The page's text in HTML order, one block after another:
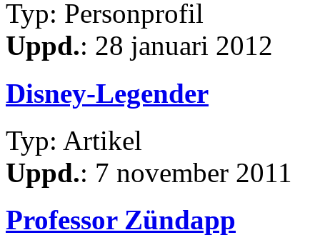
Typ: Personprofil
Uppd.: 28 januari 2012
Disney-Legender
Typ: Artikel
Uppd.: 7 november 2011
Professor Zündapp